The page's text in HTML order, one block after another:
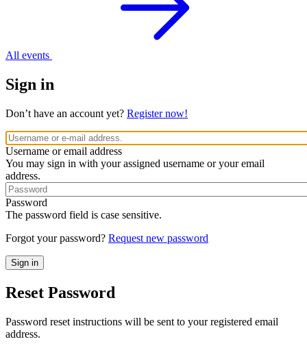
All events
Sign in
Don’t have an account yet? Register now!
Username or email address
You may sign in with your assigned username or your email
address.
Password
The password field is case sensitive.
Forgot your password? Request new password
Reset Password
Password reset instructions will be sent to your registered email
address.